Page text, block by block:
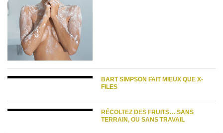
BART SIMPSON FAIT MIEUX QUE X-
FILES
RÉCOLTEZ DES FRUITS… SANS
TERRAIN, OU SANS TRAVAIL